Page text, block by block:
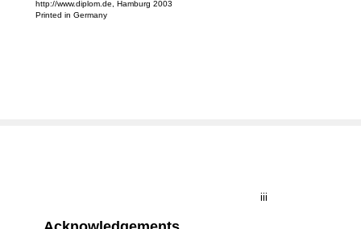
Diplomica GmbH
http://www.diplom.de, Hamburg 2003